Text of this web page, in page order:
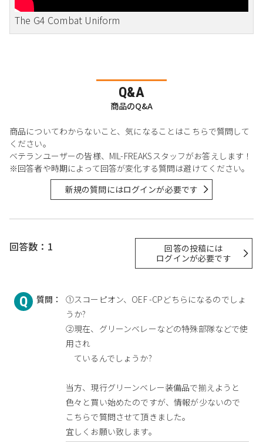
The G4 Combat Uniform
Q&A
商品のQ&A
商品についてわからないこと、気になることはこちらで質問して
ください。
ベテランユーザーの皆様、MIL-FREAKSスタッフがお答えします！
※回答者や時期によって回答が変化する質問は避けてください。
新規の質問にはログインが必要です
回答数：1
回答の投稿には
ログインが必要です
質問：
①スコーピオン、OEF -CPどちらになるのでしょ
うか?
②現在、グリーンベレーなどの特殊部隊などで使
用され
ているんでしょうか?
当方、現行グリーンベレー装備品で揃えようと
色々と買い始めたのですが、情報が少ないので
こちらで質問させて頂きました。
宜しくお願い致します。